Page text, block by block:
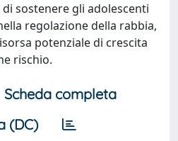
sostenere gli adolescenti
regolazione della rabbia,
potenziale di crescita
rischio.
Scheda completa
(DC)